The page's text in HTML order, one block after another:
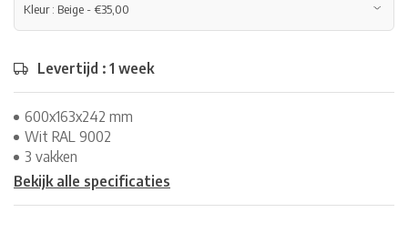
Levertijd : 1 week
600x163x242 mm
Wit RAL 9002
3 vakken
Bekijk alle specificaties